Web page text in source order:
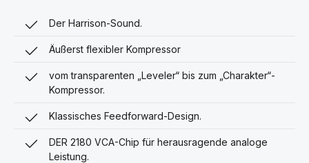
Der Harrison-Sound.
Äußerst flexibler Kompressor
vom transparenten „Leveler“ bis zum „Charakter“-
Kompressor.
Klassisches Feedforward-Design.
DER 2180 VCA-Chip für herausragende analoge
Leistung.